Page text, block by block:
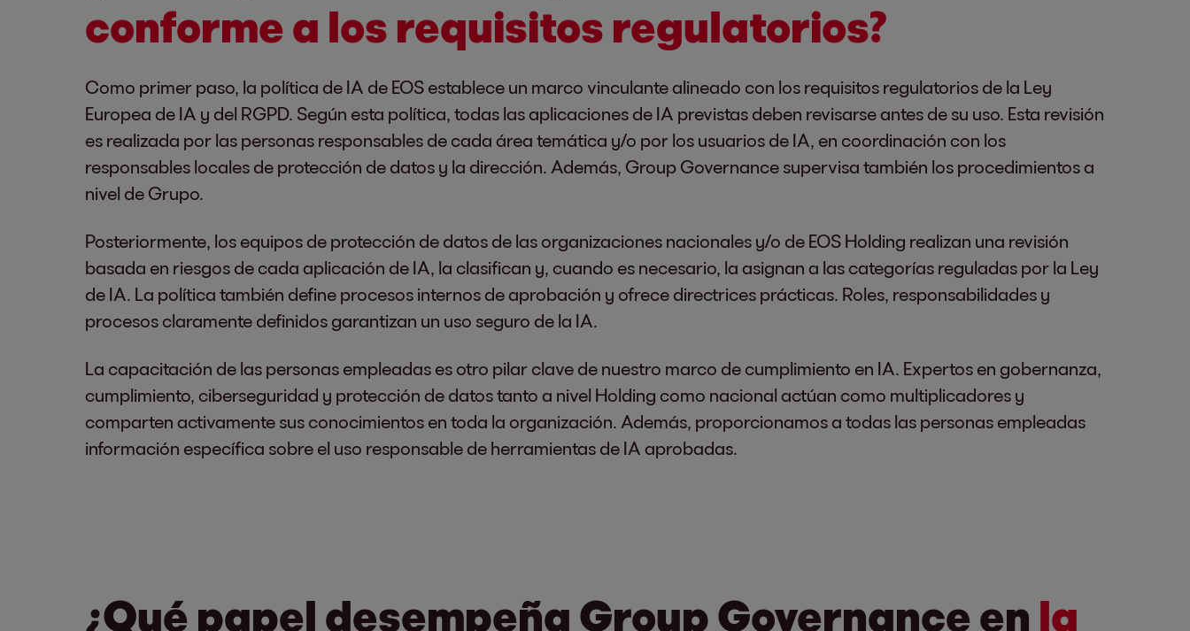
conforme a los requisitos regulatorios?
Como primer paso, la política de IA de EOS establece un marco vinculante alineado con los requisitos regulatorios de la Ley
Europea de IA y del RGPD. Según esta política, todas las aplicaciones de IA previstas deben revisarse antes de su uso. Esta revisión
es realizada por las personas responsables de cada área temática y/o por los usuarios de IA, en coordinación con los
responsables locales de protección de datos y la dirección. Además, Group Governance supervisa también los procedimientos a
nivel de Grupo.
Posteriormente, los equipos de protección de datos de las organizaciones nacionales y/o de EOS Holding realizan una revisión
basada en riesgos de cada aplicación de IA, la clasifican y, cuando es necesario, la asignan a las categorías reguladas por la Ley
de IA. La política también define procesos internos de aprobación y ofrece directrices prácticas. Roles, responsabilidades y
procesos claramente definidos garantizan un uso seguro de la IA.
La capacitación de las personas empleadas es otro pilar clave de nuestro marco de cumplimiento en IA. Expertos en gobernanza,
cumplimiento, ciberseguridad y protección de datos tanto a nivel Holding como nacional actúan como multiplicadores y
comparten activamente sus conocimientos en toda la organización. Además, proporcionamos a todas las personas empleadas
información específica sobre el uso responsable de herramientas de IA aprobadas.
¿Qué papel desempeña Group Governance en la